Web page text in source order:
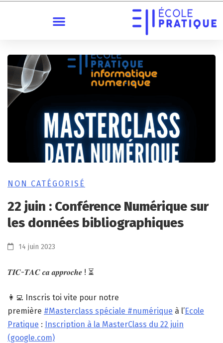
NON CATÉGORISÉ
22 juin : Conférence Numérique sur
les données bibliographiques
14 juin 2023
𝑻𝑰𝑪-𝑻𝑨𝑪 𝒄𝒂 𝒂𝒑𝒑𝒓𝒐𝒄𝒉𝒆 ! ⏳
👩‍💻 Inscris toi vite pour notre
première #Masterclass spéciale #numérique à l’Ecole
Pratique : Inscription à la MasterClass du 22 juin
(google.com)